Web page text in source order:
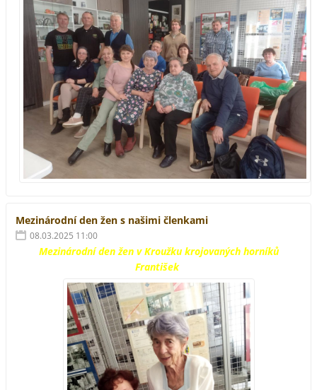
Mezinárodní den žen s našimi členkami
08.03.2025 11:00
Mezinárodní den žen v Kroužku krojovaných horníků
František